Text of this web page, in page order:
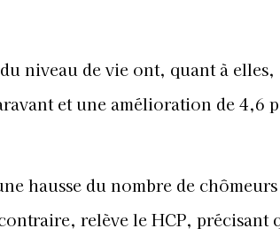
niveau de vie ont, quant à
et une amélioration de 4,6
hausse du nombre de
relève le HCP, précisant